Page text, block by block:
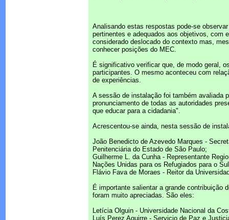
Analisando estas respostas pode-se
pertinentes e adequados aos objetivos, com
considerado deslocado do contexto mas,
conhecer posições do MEC.
É significativo verificar que, de modo geral,
participantes. O mesmo aconteceu com
de experiências.
A sessão de instalação foi também avaliada
pronunciamento de todas as autoridades
que educar para a cidadania".
Acrescentou-se ainda, nesta sessão de
João Benedicto de Azevedo Marques -
Penitenciária do Estado de São Paulo;
Guilherme L. da Cunha - Representante
Nações Unidas para os Refugiados para o
Flávio Fava de Moraes - Reitor da
É importante salientar a grande contribuição
foram muito apreciadas. São eles:
Letícia Olguin - Universidade Nacional da
Luís Perez Aguirre - Servicio de Paz e